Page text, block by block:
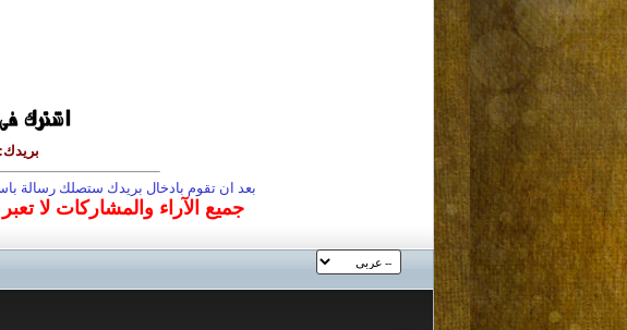
بريدك:
بعد ان تقوم بادخال بريدك ستصلك رسالة
جميع الآراء والمشاركات لا